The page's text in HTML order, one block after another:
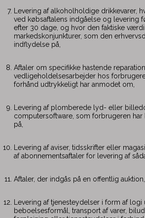
Levering af alkoholholdige drikkevarer,
ved købsaftalens indgåelse og levering
efter 30 dage, og hvor den faktiske
markedskonjunkturer, som den
indflydelse på,
Aftaler om specifikke hastende
vedligeholdelsesarbejder hos
forhånd udtrykkeligt har anmodet om,
Levering af plomberede lyd- eller
computersoftware, som forbrugeren
på,
Levering af aviser, tidsskrifter eller
af abonnementsaftaler for levering af
Aftaler, der indgås på en offentlig auktion,
Levering af tjenesteydelser i form af logi
beboelsesformål, transport af varer,